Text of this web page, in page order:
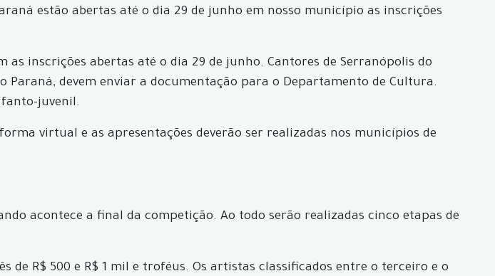
estão abertas até o dia 29 de junho em nosso município as inscrições
as inscrições abertas até o dia 29 de junho. Cantores de Serranópolis do
devem enviar a documentação para o Departamento de Cultura.
juvenil.
virtual e as apresentações deverão ser realizadas nos municípios de
acontece a final da competição. Ao todo serão realizadas cinco etapas de
R$ 500 e R$ 1 mil e troféus. Os artistas classificados entre o terceiro e o